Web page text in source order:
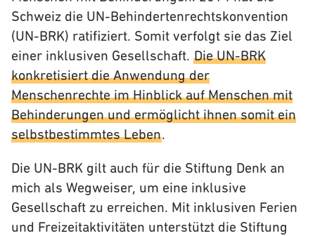
Schweiz die UN-Behindertenrechtskonvention
(UN-BRK) ratifiziert. Somit verfolgt sie das Ziel
einer inklusiven Gesellschaft. Die UN-BRK
konkretisiert die Anwendung der
Menschenrechte im Hinblick auf Menschen mit
Behinderungen und ermöglicht ihnen somit ein
selbstbestimmtes Leben.
Die UN-BRK gilt auch für die Stiftung Denk an
mich als Wegweiser, um eine inklusive
Gesellschaft zu erreichen. Mit inklusiven Ferien
und Freizeitaktivitäten unterstützt die Stiftung